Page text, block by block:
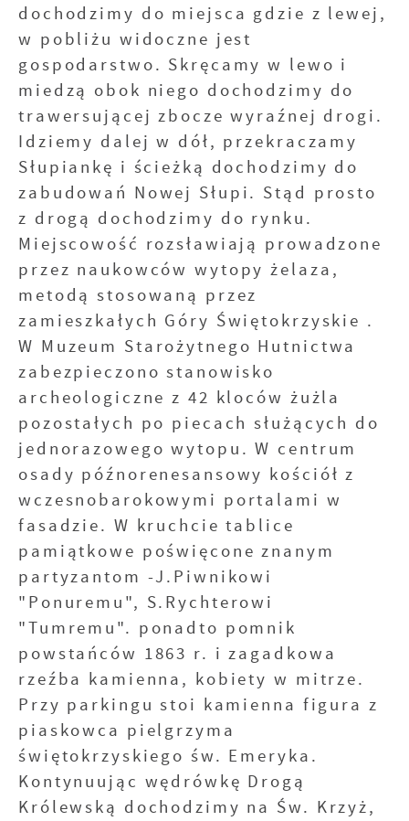
dochodzimy do miejsca gdzie z lewej,
w pobliżu widoczne jest
gospodarstwo. Skręcamy w lewo i
miedzą obok niego dochodzimy do
trawersującej zbocze wyraźnej drogi.
Idziemy dalej w dół, przekraczamy
Słupiankę i ścieżką dochodzimy do
zabudowań Nowej Słupi. Stąd prosto
z drogą dochodzimy do rynku.
Miejscowość rozsławiają prowadzone
przez naukowców wytopy żelaza,
metodą stosowaną przez
zamieszkałych Góry Świętokrzyskie .
W Muzeum Starożytnego Hutnictwa
zabezpieczono stanowisko
archeologiczne z 42 kloców żużla
pozostałych po piecach służących do
jednorazowego wytopu. W centrum
osady późnorenesansowy kościół z
wczesnobarokowymi portalami w
fasadzie. W kruchcie tablice
pamiątkowe poświęcone znanym
partyzantom -J.Piwnikowi
"Ponuremu", S.Rychterowi
"Tumremu". ponadto pomnik
powstańców 1863 r. i zagadkowa
rzeźba kamienna, kobiety w mitrze.
Przy parkingu stoi kamienna figura z
piaskowca pielgrzyma
świętokrzyskiego św. Emeryka.
Kontynuując wędrówkę Drogą
Królewską dochodzimy na Św. Krzyż,